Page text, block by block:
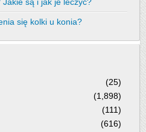
się kolki u konia?
(25)
(1,898)
(111)
(616)